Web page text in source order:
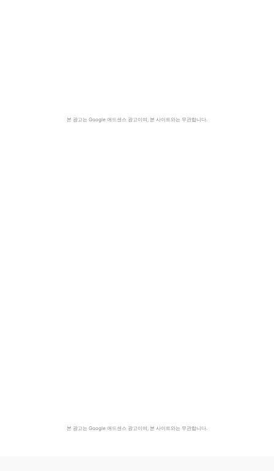
본 광고는 Google 애드센스 광고이며, 본 사이트와는 무관합니다.
본 광고는 Google 애드센스 광고이며, 본 사이트와는 무관합니다.